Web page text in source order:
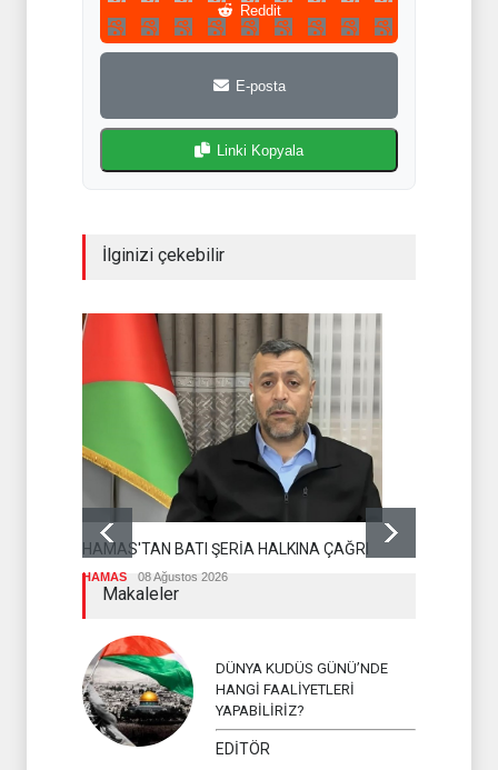
Reddit
E-posta
Linki Kopyala
İlginizi çekebilir
HAMAS'TAN BATI ŞERİA HALKINA ÇAĞRI
HAMAS 08 Ağustos 2026
Makaleler
DÜNYA KUDÜS GÜNÜ’NDE
HANGİ FAALİYETLERİ
YAPABİLİRİZ?
EDİTÖR